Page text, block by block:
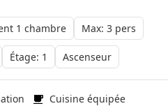
1 chambre Max: 3 pers
Étage: 1 Ascenseur
Cuisine équipée